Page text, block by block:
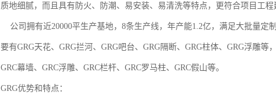
质地细腻，而且具有防火、防潮、易安装、易清洗等特点，更符合项目工程
公司拥有近20000平生产基地，8条生产线，年产能1.2亿，满足大批量定
要有GRG天花、GRG拦河、GRG吧台、GRG隔断、GRG柱体、GRG浮雕等
GRC幕墙、GRC浮雕、GRC栏杆、GRC罗马柱、GRC假山等。
GRG优势和特点：